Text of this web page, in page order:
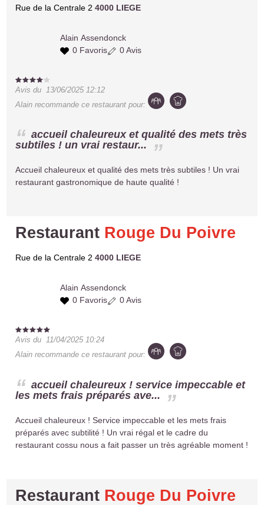
Rue de la Centrale 24000 LIEGE
Alain Assendonck
0 Favoris
0 Avis
Avis du
13/06/2025 12:12
Alain recommande ce restaurant pour:
accueil chaleureux et qualité des mets très
subtiles ! un vrai restaur...
Accueil chaleureux et qualité des mets très subtiles ! Un vrai
restaurant gastronomique de haute qualité !
Restaurant Rouge Du Poivre
Rue de la Centrale 24000 LIEGE
Alain Assendonck
0 Favoris
0 Avis
Avis du11/04/2025 10:24
Alain recommande ce restaurant pour:
accueil chaleureux ! service impeccable et
les mets frais préparés ave...
Accueil chaleureux ! Service impeccable et les mets frais
préparés avec subtilité ! Un vrai régal et le cadre du
restaurant cossu nous a fait passer un très agréable moment !
Restaurant Rouge Du Poivre